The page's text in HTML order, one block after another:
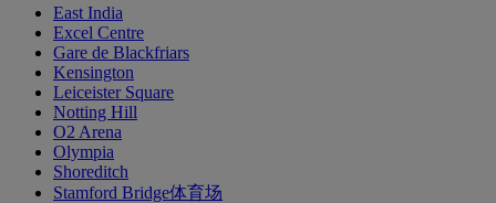
East India
Excel Centre
Gare de Blackfriars
Kensington
Leiceister Square
Notting Hill
O2 Arena
Olympia
Shoreditch
Stamford Bridge体育场